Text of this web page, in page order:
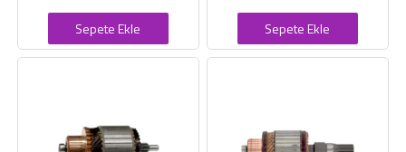
Sepete Ekle Sepete Ekle